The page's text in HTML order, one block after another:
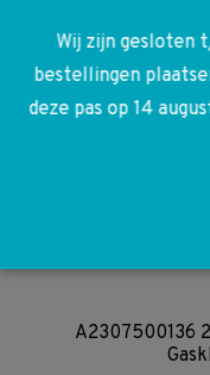
A2307500136
Wij zijn gesloten
bestellingen
deze pas op 14